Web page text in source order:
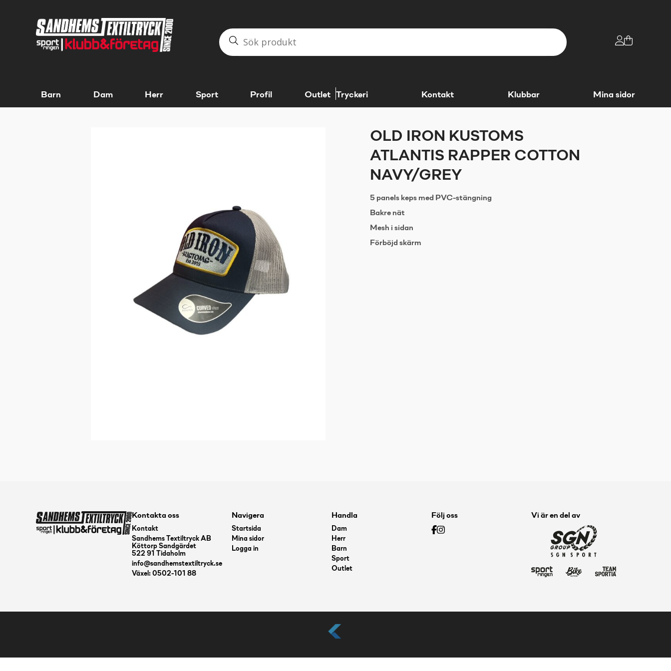
Barn Dam Herr Sport Profil Outlet Tryckeri Kontakt Klubbar Mina sidor
OLD IRON KUSTOMS
ATLANTIS RAPPER COTTON
NAVY/GREY
5 panels keps med PVC-stängning
Bakre nät
Mesh i sidan
Förböjd skärm
Kontakta oss
Kontakt
Sandhems Textiltryck AB
Köttorp Sandgärdet
522 91 Tidaholm
info@sandhemstextiltryck.se
Växel: 0502-101 88
Navigera
Startsida
Mina sidor
Logga in
Handla
Dam
Herr
Barn
Sport
Outlet
Följ oss Vi är en del av